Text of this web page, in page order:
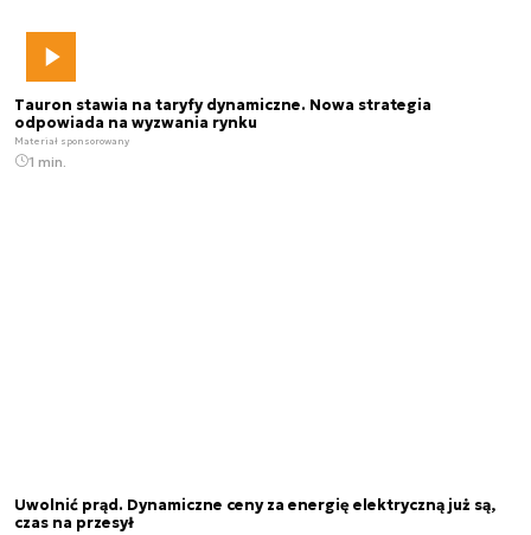
Tauron stawia na taryfy dynamiczne. Nowa strategia
odpowiada na wyzwania rynku
Materiał sponsorowany
1 min.
Uwolnić prąd. Dynamiczne ceny za energię elektryczną już są,
czas na przesył